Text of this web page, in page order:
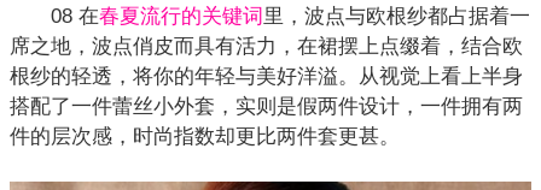
08 在春夏流行的关键词 里，波点与欧根纱都占据着一
席之地，波点俏皮而具有活力，在裙摆上点缀着，结合欧
根纱的轻透，将你的年轻与美好洋溢。从视觉上看上半身
搭配了一件蕾丝小外套，实则是假两件设计，一件拥有两
件的层次感，时尚指数却更比两件套更甚。